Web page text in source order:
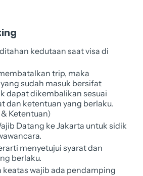
kedutaan saat visa di
trip, maka
sudah masuk bersifat
dapat dikembalikan sesuai
dan ketentuan yang berlaku.
Ketentuan)
Datang ke Jakarta untuk sidik
menyetujui syarat dan
berlaku.
keatas wajib ada pendamping